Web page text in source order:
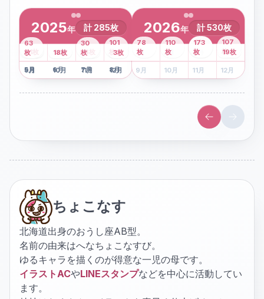
2025年 計 285枚
1月
2枚 2月 3月 4月
8枚
5月
41 枚
6月
13枚
7月
6枚
8月
101
枚
9月
63
枚
10月
18枚
11月
30
枚
12月
3枚
2026年 計530枚
1月 2月 3月
43
枚
4月
107
枚
5 月
78
枚
6月
110
枚
7月
173
枚
8月
19枚
9 月 10月 11月 12月
ちょこなす
北海道出身のおうし座AB型。
名前の由来はへなちょこなすび。
ゆるキャラを描くのが得意な一児の母です。
イラストACやLINEスタンプなどを中心に活動してい
ます。